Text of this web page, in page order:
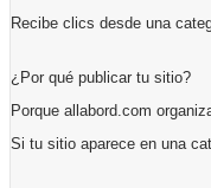
Recibe clics desde una
¿Por qué publicar tu sitio?
Porque allabord.com
Si tu sitio aparece en una